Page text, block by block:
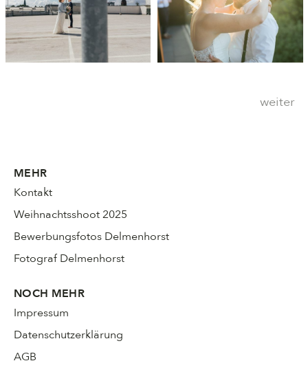
weiter
MEHR
Kontakt
Weihnachtsshoot 2025
Bewerbungsfotos Delmenhorst
Fotograf Delmenhorst
NOCH MEHR
Impressum
Datenschutzerklärung
AGB